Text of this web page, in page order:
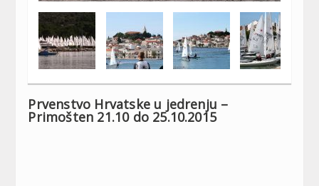
Prvenstvo Hrvatske u jedrenju –
Primošten 21.10 do 25.10.2015